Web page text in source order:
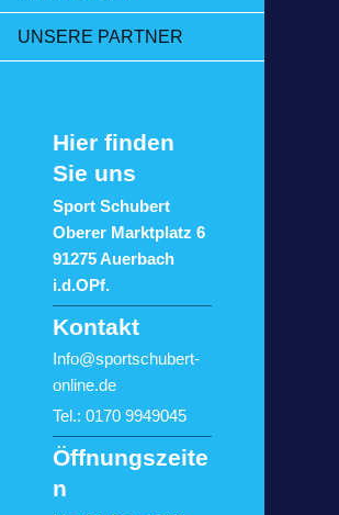
UNSERE PARTNER
Hier finden
Sie uns
Sport Schubert
Oberer Marktplatz 6
91275 Auerbach
i.d.OPf.
Kontakt
Info@sportschubert-
online.de
Tel.: 0170 9949045
Öffnungszeite
n